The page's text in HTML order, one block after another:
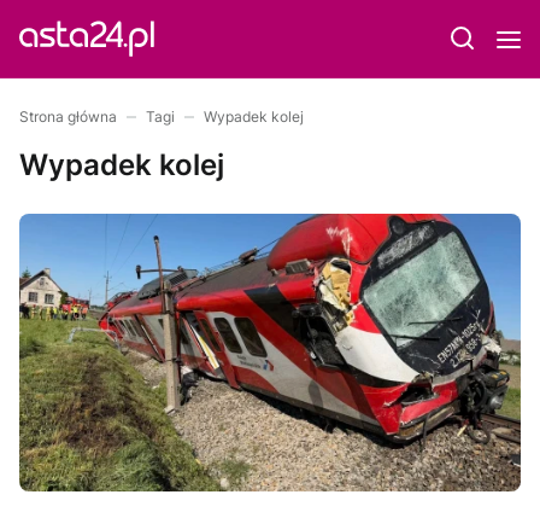
Strona główna Tagi Wypadek kolej
Wypadek kolej